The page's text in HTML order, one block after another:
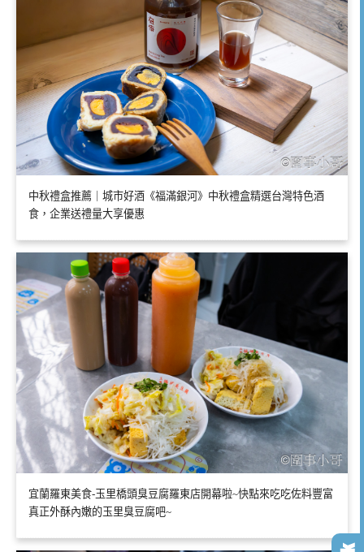
中秋禮盒推薦｜城市好酒《福滿銀河》中秋禮盒精選台灣特色酒
食，企業送禮量大享優惠
宜蘭羅東美食-玉里橋頭臭豆腐羅東店開幕啦~快點來吃吃佐料豐富
真正外酥內嫩的玉里臭豆腐吧~